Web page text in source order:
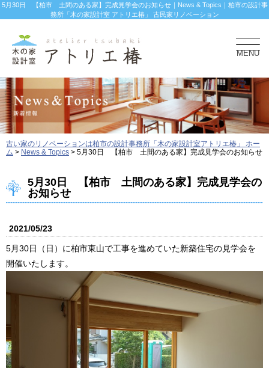
5月30日 【柏市 土間のある家】完成見学会のお知らせ｜News & Topics｜柏市の設計事
務所「木の家設計室 アトリエ椿」 古民家リノベーション
MENU
古い家のリノベーションは柏市の設計事務所「木の家設計室アトリエ椿」 ホー
ム > News & Topics > 5月30日 【柏市 土間のある家】完成見学会のお知らせ
5月30日 【柏市 土間のある家】完成見学会の
お知らせ
2021/05/23
5月30日（日）に柏市東山で工事を進めていた新築住宅の見学会を
開催いたします。